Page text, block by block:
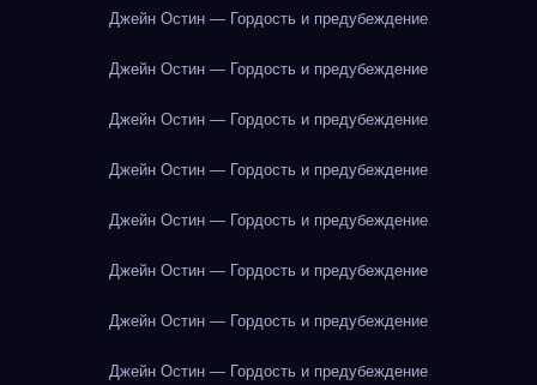
Джейн Остин — Гордость и предубеждение
Джейн Остин — Гордость и предубеждение
Джейн Остин — Гордость и предубеждение
Джейн Остин — Гордость и предубеждение
Джейн Остин — Гордость и предубеждение
Джейн Остин — Гордость и предубеждение
Джейн Остин — Гордость и предубеждение
Джейн Остин — Гордость и предубеждение